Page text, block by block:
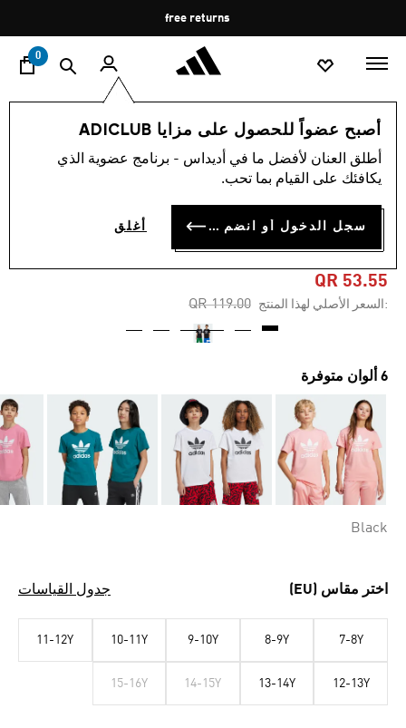
Pause
promotion
rotation
free returns
0
أصبح عضواً للحصول على مزايا ADICLUB
أطلق العنان لأفضل ما في أديداس - برنامج عضوية الذي
يكافئك على القيام بما تحب.
سجل الدخول أو انضم الآن أغلق
الأطفال الملابس
-55%
(120)
تيشيرت للأطفال ADICOLOR
TREFOIL
QR 53.55
:السعر الأصلي لهذا المنتج Price reduced from
QR 119.00
to
6 ألوان متوفرة
Black
اختر مقاس (EU) جدول القياسات
7-8Y
8-9Y
9-10Y
10-11Y
11-12Y
12-13Y
13-14Y
14-15Y
15-16Y